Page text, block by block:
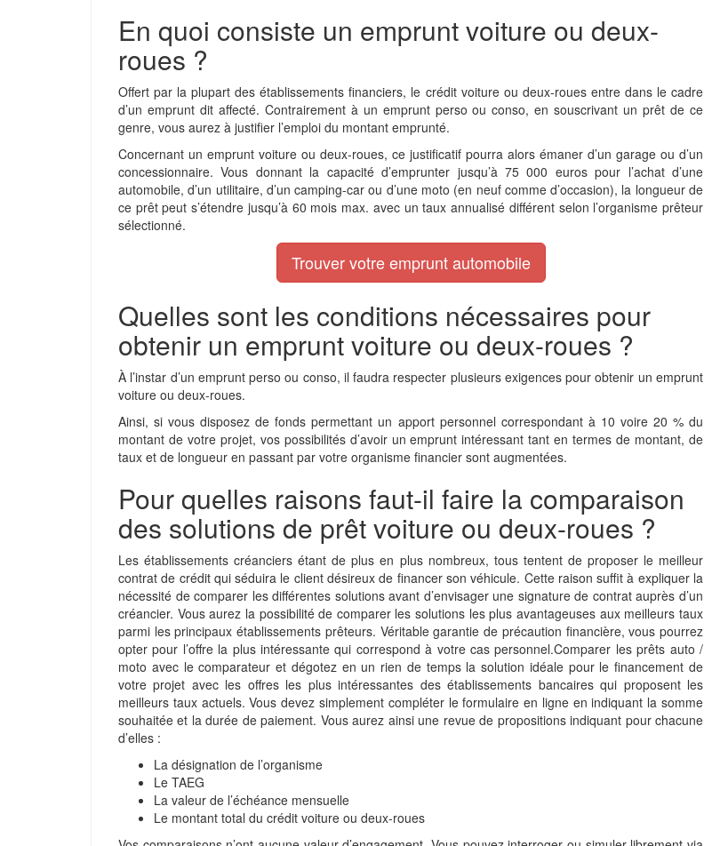
En quoi consiste un emprunt voiture ou deux-
roues ?
Offert par la plupart des établissements financiers, le crédit voiture ou deux-roues entre dans le cadre
d’un emprunt dit affecté. Contrairement à un emprunt perso ou conso, en souscrivant un prêt de ce
genre, vous aurez à justifier l’emploi du montant emprunté.
Concernant un emprunt voiture ou deux-roues, ce justificatif pourra alors émaner d’un garage ou d’un
concessionnaire. Vous donnant la capacité d’emprunter jusqu’à 75 000 euros pour l’achat d’une
automobile, d’un utilitaire, d’un camping-car ou d’une moto (en neuf comme d’occasion), la longueur de
ce prêt peut s’étendre jusqu’à 60 mois max. avec un taux annualisé différent selon l’organisme prêteur
sélectionné.
Trouver votre emprunt automobile
Quelles sont les conditions nécessaires pour
obtenir un emprunt voiture ou deux-roues ?
À l’instar d’un emprunt perso ou conso, il faudra respecter plusieurs exigences pour obtenir un emprunt
voiture ou deux-roues.
Ainsi, si vous disposez de fonds permettant un apport personnel correspondant à 10 voire 20 % du
montant de votre projet, vos possibilités d’avoir un emprunt intéressant tant en termes de montant, de
taux et de longueur en passant par votre organisme financier sont augmentées.
Pour quelles raisons faut-il faire la comparaison
des solutions de prêt voiture ou deux-roues ?
Les établissements créanciers étant de plus en plus nombreux, tous tentent de proposer le meilleur
contrat de crédit qui séduira le client désireux de financer son véhicule. Cette raison suffit à expliquer la
nécessité de comparer les différentes solutions avant d’envisager une signature de contrat auprès d’un
créancier. Vous aurez la possibilité de comparer les solutions les plus avantageuses aux meilleurs taux
parmi les principaux établissements prêteurs. Véritable garantie de précaution financière, vous pourrez
opter pour l’offre la plus intéressante qui correspond à votre cas personnel.Comparer les prêts auto /
moto avec le comparateur et dégotez en un rien de temps la solution idéale pour le financement de
votre projet avec les offres les plus intéressantes des établissements bancaires qui proposent les
meilleurs taux actuels. Vous devez simplement compléter le formulaire en ligne en indiquant la somme
souhaitée et la durée de paiement. Vous aurez ainsi une revue de propositions indiquant pour chacune
d’elles :
La désignation de l’organisme
Le TAEG
La valeur de l’échéance mensuelle
Le montant total du crédit voiture ou deux-roues